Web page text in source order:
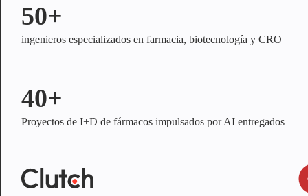
50+
ingenieros especializados en farmacia, biotecnología y CRO
40+
Proyectos de I+D de fármacos impulsados por AI entregados